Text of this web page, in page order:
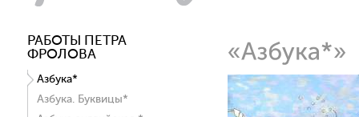
РАБОТЫ ПЕТРА
ФРОЛОВА
Азбука*
Азбука. Буквицы*